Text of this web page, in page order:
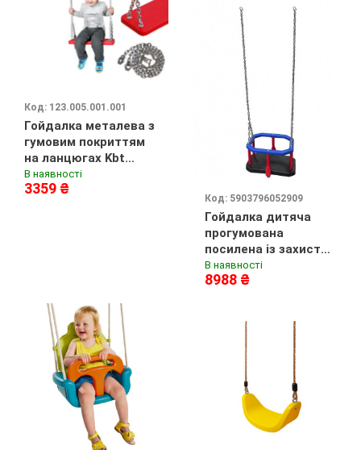
Код: 123.005.001.001
Гойдалка металева з
гумовим покриттям
на ланцюгах Kbt
Traditional
В наявності
3359 ₴
Код: 5903796052909
Гойдалка дитяча
прогумована
посилена із захистом
на ланцюгах
В наявності
8988 ₴